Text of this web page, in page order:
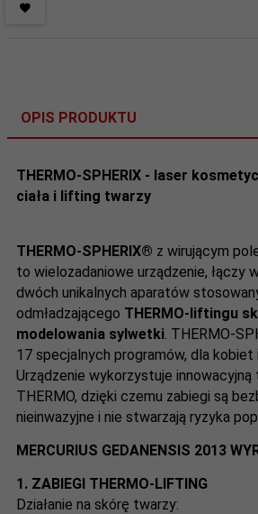
OPIS PRODUKTU
THERMO-SPHERIX - laser
ciała i lifting twarzy
THERMO-SPHERIX® z wirującym
to wielozadaniowe urządzenie, łączy
dwóch unikalnych aparatów
odmładzającego THERMO-liftingu
modelowania sylwetki . THERMO-
17 specjalnych programów, dla kobiet
Urządzenie wykorzystuje
THERMO, dzięki czemu zabiegi są
nieinwazyjne i nie stwarzają ryzyka
MERCURIUS GEDANENSIS 2013
1. ZABIEGI THERMO-LIFTING
Działanie na skórę twarzy: